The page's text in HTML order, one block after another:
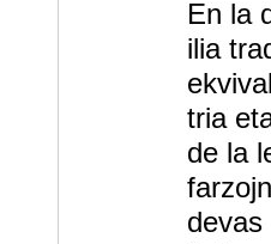
En la
ilia
tria
de la